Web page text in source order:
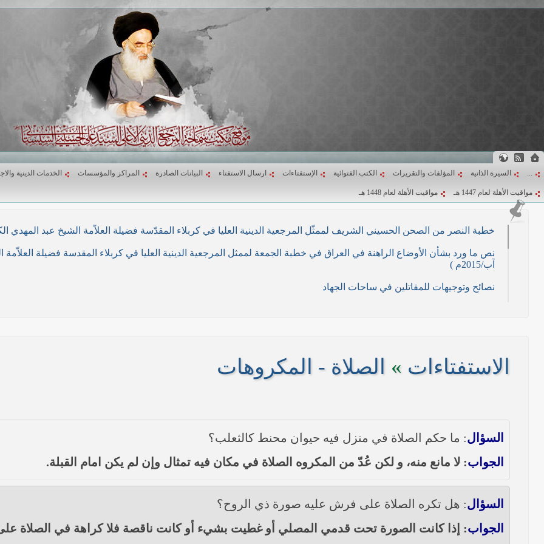
... السيرة الذاتية المؤلفات والتقريرات الكتب الفتوائية الإستفتاءات ارسال الاستفتاء البيانات الصادرة المراكز والمؤسسات الخدمات الدينية
مواقيت الأهلة لعام 1447 هـ مواقيت الأهلة لعام 1448 هـ
خطبة النصر من الصحن الحسيني الشريف لممثّل المرجعية الدينية العليا في كربلاء المقدّسة فضيلة العلاّمة الشيخ عبد المهدي الكربلائي في (26/ربيع الأول/1439هـ)
آب/2015م )
نصائح وتوجيهات للمقاتلين في ساحات الجهاد
على مناطق واسعة في محافظتي نينوى وصلاح الدين وإعلانها أنها تستهدف بقية المحافظات
بيان صادر من مكتب سماحة السيد السيستاني -دام ظلّه - في النجف الأشرف حول التطورات الأمنية الأخيرة في محافظة نينوى
الاستفتاءات » الصلاة - المكروهات
السؤال: ما حكم الصلاة في منزل فيه حيوان محنط كالثعلب؟
الجواب: لا مانع منه، و لكن عُدّ من المكروه الصلاة في مكان فيه تمثال وإن لم يكن امام القبلة.
السؤال: هل تكره الصلاة على فرش عليه صورة ذي الروح؟
الجواب: إذا كانت الصورة تحت قدمي المصلي أو غطيت بشيء أو كانت ناقصة فلا كراهة في الصلاة